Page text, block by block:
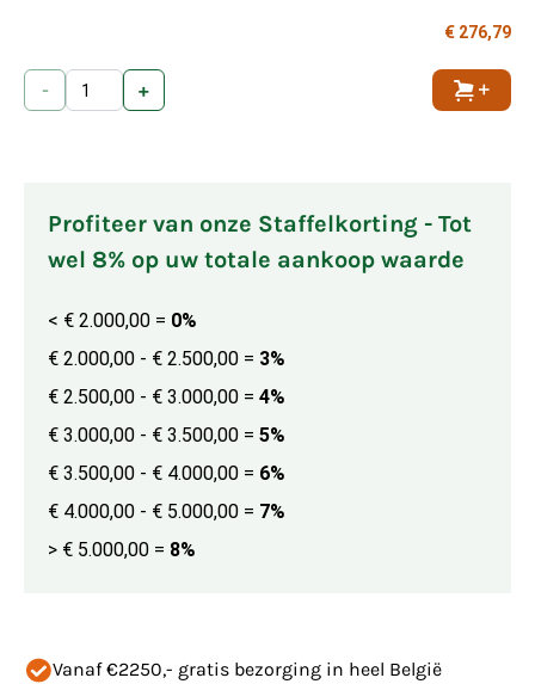
€ 276,79
- +
Profiteer van onze Staffelkorting - Tot
wel 8% op uw totale aankoop waarde
< € 2.000,00 = 0%
€ 2.000,00 - € 2.500,00 = 3%
€ 2.500,00 - € 3.000,00 = 4%
€ 3.000,00 - € 3.500,00 = 5%
€ 3.500,00 - € 4.000,00 = 6%
€ 4.000,00 - € 5.000,00 = 7%
> € 5.000,00 = 8%
Vanaf €2250,- gratis bezorging in heel België